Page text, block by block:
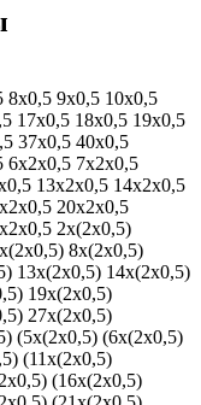
8х0,5 9х0,5 10х0,5
17х0,5 18х0,5 19х0,5
37х0,5 40х0,5
6х2х0,5 7х2х0,5
13х2х0,5 14х2х0,5
20х2х0,5
2х(2х0,5)
8х(2х0,5)
13х(2х0,5) 14х(2х0,5)
19х(2х0,5)
27х(2х0,5)
(5х(2х0,5) (6х(2х0,5)
(11х(2х0,5)
(16х(2х0,5)